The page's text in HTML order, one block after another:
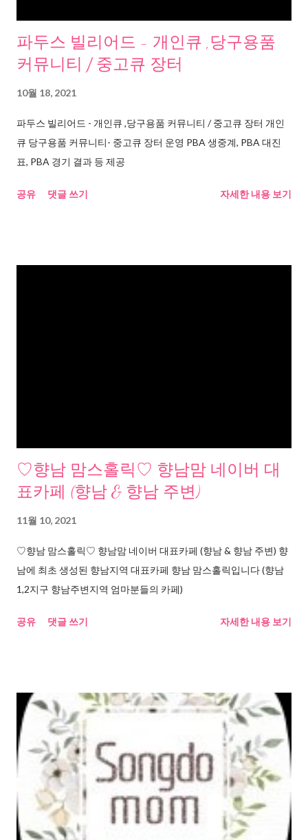
파두스 빌리어드 - 개인큐 ,당구용품
커뮤니티 / 중고큐 장터
10월 18, 2021
파두스 빌리어드 - 개인큐 ,당구용품 커뮤니티 / 중고큐 장터 개인
큐 당구용품 커뮤니티- 중고큐 장터 운영 PBA 생중계, PBA 대진
표, PBA 경기 결과 등 제공
공유 댓글 쓰기 자세한 내용 보기
♡향남 맘스홀릭♡ 향남맘 네이버 대
표카페 (향남 & 향남 주변)
11월 10, 2021
♡향남 맘스홀릭♡ 향남맘 네이버 대표카페 (향남 & 향남 주변) 향
남에 최초 생성된 향남지역 대표카페 향남 맘스홀릭입니다 (향남
1,2지구 향남주변지역 엄마분들의 카페)
공유 댓글 쓰기 자세한 내용 보기